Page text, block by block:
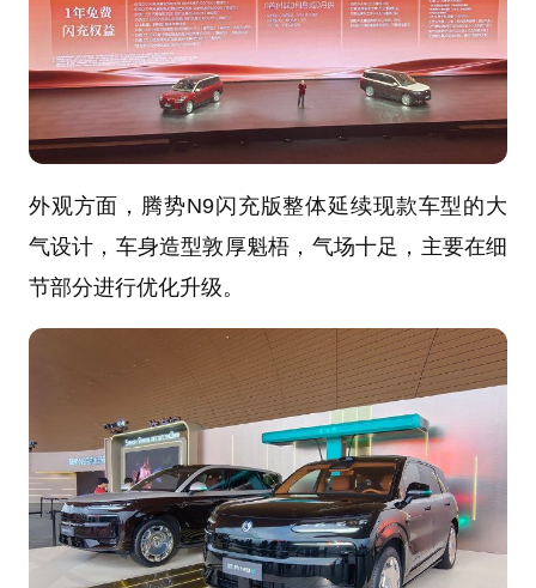
外观方面，腾势N9闪充版整体延续现款车型的大
气设计，车身造型敦厚魁梧，气场十足，主要在细
节部分进行优化升级。